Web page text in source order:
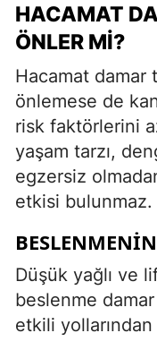
HACAMAT
ÖNLER MI?
Hacamat damar
önlemese de
risk faktörlerini
yaşam tarzı,
egzersiz
etkisi bulunmaz.
Düşük yağlı ve
beslenme damar
etkili